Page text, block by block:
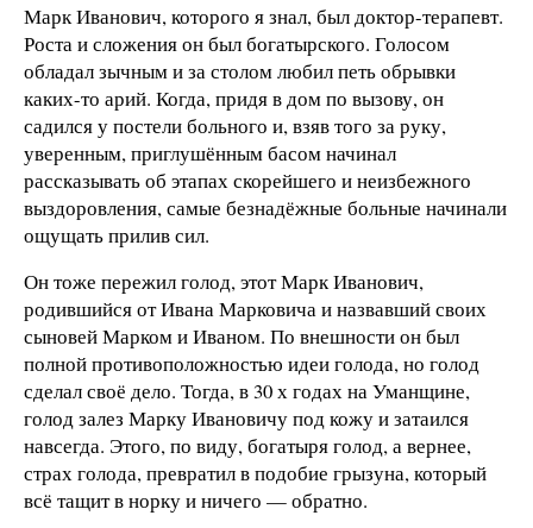
Марк Иванович, которого я знал, был доктор-терапевт.
Роста и сложения он был богатырского. Голосом
обладал зычным и за столом любил петь обрывки
каких-то арий. Когда, придя в дом по вызову, он
садился у постели больного и, взяв того за руку,
уверенным, приглушённым басом начинал
рассказывать об этапах скорейшего и неизбежного
выздоровления, самые безнадёжные больные начинали
ощущать прилив сил.
Он тоже пережил голод, этот Марк Иванович,
родившийся от Ивана Марковича и назвавший своих
сыновей Марком и Иваном. По внешности он был
полной противоположностью идеи голода, но голод
сделал своё дело. Тогда, в 30 х годах на Уманщине,
голод залез Марку Ивановичу под кожу и затаился
навсегда. Этого, по виду, богатыря голод, а вернее,
страх голода, превратил в подобие грызуна, который
всё тащит в норку и ничего — обратно.